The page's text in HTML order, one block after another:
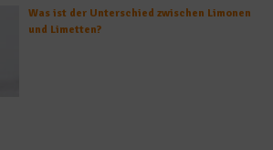
Was ist der Unterschied zwischen Limonen
und Limetten?